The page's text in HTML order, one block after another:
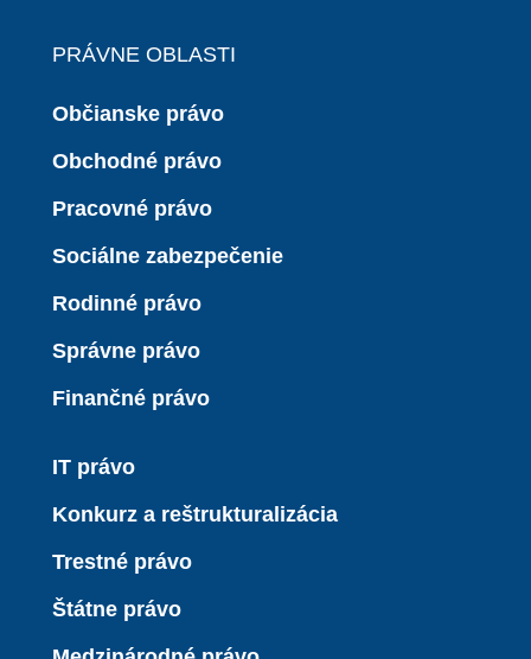
PRÁVNE OBLASTI
Občianske právo
Obchodné právo
Pracovné právo
Sociálne zabezpečenie
Rodinné právo
Správne právo
Finančné právo
IT právo
Konkurz a reštrukturalizácia
Trestné právo
Štátne právo